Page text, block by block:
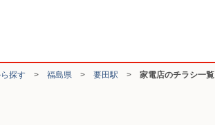
探す > 福島県 > 要田駅 > 家電店のチラシ一覧